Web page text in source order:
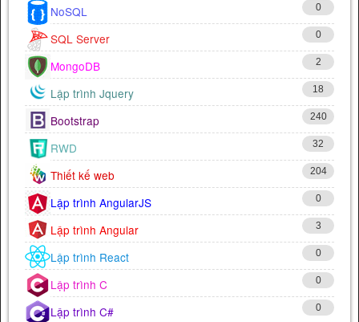
NoSQL 0
SQL Server 0
MongoDB 2
Lập trình Jquery 18
Bootstrap 240
RWD 32
Thiết kế web 204
Lập trình AngularJS 0
Lập trình Angular 3
Lập trình React 0
Lập trình C 0
Lập trình C# 0